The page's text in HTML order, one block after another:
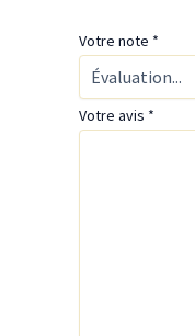
Votre note *
Votre avis *